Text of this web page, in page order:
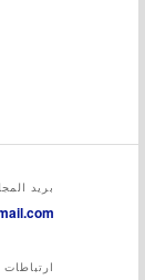
بريد